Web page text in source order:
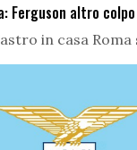
Ferguson altro
in casa Roma